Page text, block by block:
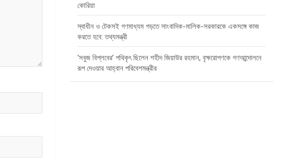
কোরিয়া
স্বাধীন ও টেকসই গণমাধ্যম গড়তে সাংবাদিক-মালিক-সরকারকে একসঙ্গে কাজ
করতে হবে: তথ্যমন্ত্রী
‘সবুজ বিপ্লবের’ পথিকৃৎ ছিলেন শহীদ জিয়াউর রহমান, বৃক্ষরোপণকে গণআন্দোলনে
রূপ দেওয়ার আহ্বান পরিবেশমন্ত্রীর